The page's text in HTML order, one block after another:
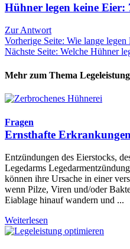
Hühner legen keine Eier:
Zur Antwort
Vorherige Seite: Wie lange
Nächste Seite: Welche Hühner
Mehr zum Thema
Fragen
Ernsthafte
Entzündungen des Eierstocks,
Legedarms
können ihre Ursache in einer
wenn Pilze, Viren und/oder
Eiablage hinauf wandern und ...
Weiterlesen